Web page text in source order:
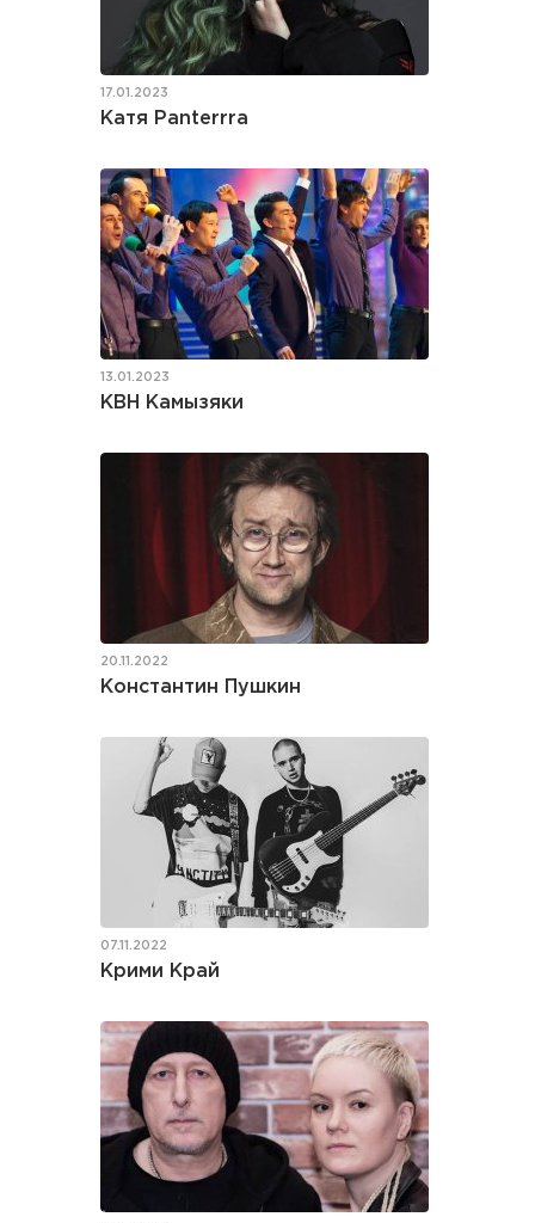
17.01.2023
Катя Panterrra
13.01.2023
КВН Камызяки
20.11.2022
Константин Пушкин
07.11.2022
Крими Край